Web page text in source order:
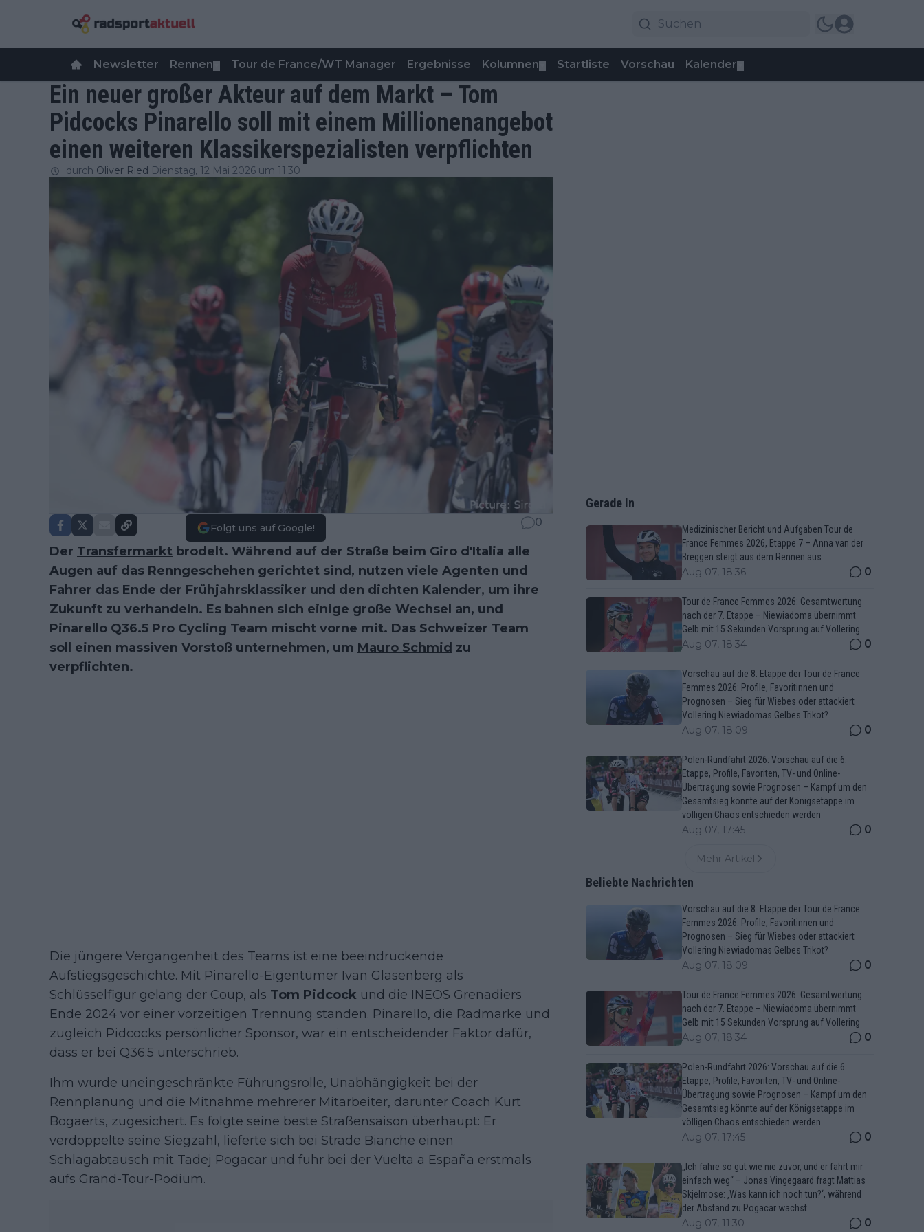
Newsletter Rennen Tour de France/WT Manager Ergebnisse Kolumnen Startliste Vorschau Kalender
Ein neuer großer Akteur auf dem Markt – Tom
Pidcocks Pinarello soll mit einem Millionenangebot
einen weiteren Klassikerspezialisten verpflichten
durch Oliver Ried Dienstag, 12 Mai 2026 um 11:30
Folgt uns auf Google! 0
Der Transfermarkt brodelt. Während auf der Straße beim Giro d'Italia alle
Augen auf das Renngeschehen gerichtet sind, nutzen viele Agenten und
Fahrer das Ende der Frühjahrsklassiker und den dichten Kalender, um ihre
Zukunft zu verhandeln. Es bahnen sich einige große Wechsel an, und
Pinarello Q36.5 Pro Cycling Team mischt vorne mit. Das Schweizer Team
soll einen massiven Vorstoß unternehmen, um Mauro Schmid zu
verpflichten.
Die jüngere Vergangenheit des Teams ist eine beeindruckende
Aufstiegsgeschichte. Mit Pinarello-Eigentümer Ivan Glasenberg als
Schlüsselfigur gelang der Coup, als Tom Pidcock und die INEOS Grenadiers
Ende 2024 vor einer vorzeitigen Trennung standen. Pinarello, die Radmarke und
zugleich Pidcocks persönlicher Sponsor, war ein entscheidender Faktor dafür,
dass er bei Q36.5 unterschrieb.
Ihm wurde uneingeschränkte Führungsrolle, Unabhängigkeit bei der
Rennplanung und die Mitnahme mehrerer Mitarbeiter, darunter Coach Kurt
Bogaerts, zugesichert. Es folgte seine beste Straßensaison überhaupt: Er
verdoppelte seine Siegzahl, lieferte sich bei Strade Bianche einen
Schlagabtausch mit Tadej Pogacar und fuhr bei der Vuelta a España erstmals
aufs Grand-Tour-Podium.
Gerade In
Medizinischer Bericht und Aufgaben Tour de
France Femmes 2026, Etappe 7 – Anna van der
Breggen steigt aus dem Rennen aus
Aug 07, 18:36 0
Tour de France Femmes 2026: Gesamtwertung
nach der 7. Etappe – Niewiadoma übernimmt
Gelb mit 15 Sekunden Vorsprung auf Vollering
Aug 07, 18:34 0
Vorschau auf die 8. Etappe der Tour de France
Femmes 2026: Profile, Favoritinnen und
Prognosen – Sieg für Wiebes oder attackiert
Vollering Niewiadomas Gelbes Trikot?
Aug 07, 18:09 0
Polen-Rundfahrt 2026: Vorschau auf die 6.
Etappe, Profile, Favoriten, TV- und Online-
Übertragung sowie Prognosen – Kampf um den
Gesamtsieg könnte auf der Königsetappe im
völligen Chaos entschieden werden
Aug 07, 17:45 0
Mehr Artikel
Beliebte Nachrichten
Vorschau auf die 8. Etappe der Tour de France
Femmes 2026: Profile, Favoritinnen und
Prognosen – Sieg für Wiebes oder attackiert
Vollering Niewiadomas Gelbes Trikot?
Aug 07, 18:09 0
Tour de France Femmes 2026: Gesamtwertung
nach der 7. Etappe – Niewiadoma übernimmt
Gelb mit 15 Sekunden Vorsprung auf Vollering
Aug 07, 18:34 0
Polen-Rundfahrt 2026: Vorschau auf die 6.
Etappe, Profile, Favoriten, TV- und Online-
Übertragung sowie Prognosen – Kampf um den
Gesamtsieg könnte auf der Königsetappe im
völligen Chaos entschieden werden
Aug 07, 17:45 0
„Ich fahre so gut wie nie zuvor, und er fährt mir
einfach weg“ – Jonas Vingegaard fragt Mattias
Skjelmose: ‚Was kann ich noch tun?‘, während
der Abstand zu Pogacar wächst
Aug 07, 11:30 0